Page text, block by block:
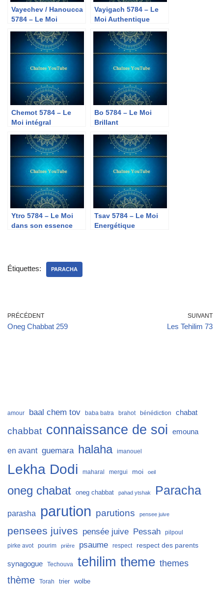
Vayechev / Hanoucca
5784 – Le Moi
Vayigach 5784 – Le
Moi Authentique
Chemot 5784 – Le
Moi intégral
Bo 5784 – Le Moi
Brillant
Ytro 5784 – Le Moi
dans son essence
Tsav 5784 – Le Moi
Energétique
Étiquettes: PARACHA
PRÉCÉDENT
Oneg Chabbat 259
SUIVANT
Les Tehilim 73
amour baal chem tov baba batra brahot bénédiction chabat
chabbat connaissance de soi emouna
en avant guemara halaha imanouel
Lekha Dodi maharal mergui moi oeil
oneg chabat oneg chabbat pahad ytshak Paracha
parasha parution parutions pensee juive
pensees juives pensée juive Pessah
pilpoul
pirke avot
pourim prière psaume respect respect des parents
synagogue Techouva tehilim theme themes
thème Torah trier wolbe